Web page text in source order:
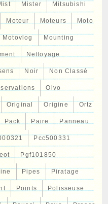
Mister Mitsubishi
Moteur Moteurs Moto
Motovlog Mounting
Nettoyage
Noir Non Classé
Oivo
Original Origine Ortz
Pack Paire Panneau
Pcc500331
Pgf101850
Pipes Piratage
Points Polisseuse